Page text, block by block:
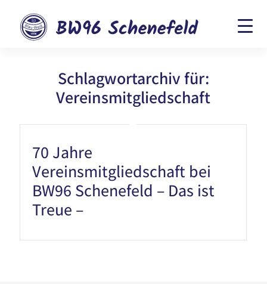
Schlagwortarchiv für:
Vereinsmitgliedschaft
70 Jahre
Vereinsmitgliedschaft bei
BW96 Schenefeld – Das ist
Treue –